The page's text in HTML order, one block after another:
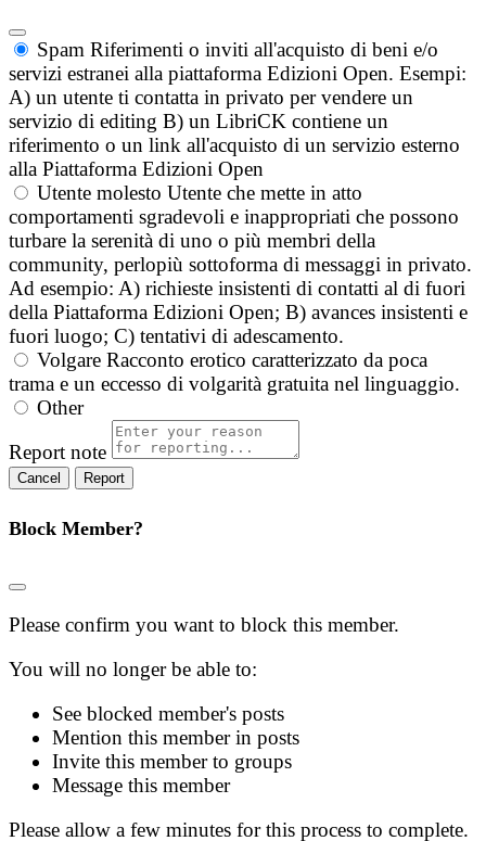
Spam Riferimenti o inviti all'acquisto di beni e/o
servizi estranei alla piattaforma Edizioni Open. Esempi:
A) un utente ti contatta in privato per vendere un
servizio di editing B) un LibriCK contiene un
riferimento o un link all'acquisto di un servizio esterno
alla Piattaforma Edizioni Open
Utente molesto Utente che mette in atto
comportamenti sgradevoli e inappropriati che possono
turbare la serenità di uno o più membri della
community, perlopiù sottoforma di messaggi in privato.
Ad esempio: A) richieste insistenti di contatti al di fuori
della Piattaforma Edizioni Open; B) avances insistenti e
fuori luogo; C) tentativi di adescamento.
Volgare Racconto erotico caratterizzato da poca
trama e un eccesso di volgarità gratuita nel linguaggio.
Other
Report note
Report
Block Member?
Please confirm you want to block this member.
You will no longer be able to:
See blocked member's posts
Mention this member in posts
Invite this member to groups
Message this member
Please allow a few minutes for this process to complete.